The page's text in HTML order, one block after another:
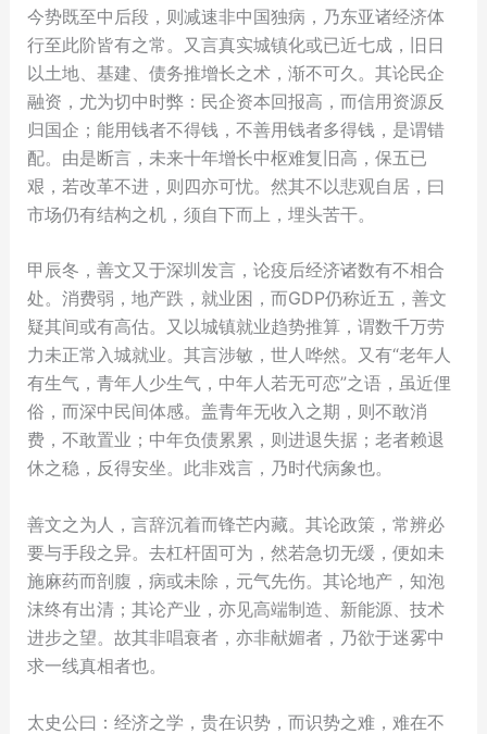
今势既至中后段，则减速非中国独病，乃东亚诸经济体
行至此阶皆有之常。又言真实城镇化或已近七成，旧日
以土地、基建、债务推增长之术，渐不可久。其论民企
融资，尤为切中时弊：民企资本回报高，而信用资源反
归国企；能用钱者不得钱，不善用钱者多得钱，是谓错
配。由是断言，未来十年增长中枢难复旧高，保五已
艰，若改革不进，则四亦可忧。然其不以悲观自居，曰
市场仍有结构之机，须自下而上，埋头苦干。
甲辰冬，善文又于深圳发言，论疫后经济诸数有不相合
处。消费弱，地产跌，就业困，而GDP仍称近五，善文
疑其间或有高估。又以城镇就业趋势推算，谓数千万劳
力未正常入城就业。其言涉敏，世人哗然。又有“老年人
有生气，青年人少生气，中年人若无可恋”之语，虽近俚
俗，而深中民间体感。盖青年无收入之期，则不敢消
费，不敢置业；中年负债累累，则进退失据；老者赖退
休之稳，反得安坐。此非戏言，乃时代病象也。
善文之为人，言辞沉着而锋芒内藏。其论政策，常辨必
要与手段之异。去杠杆固可为，然若急切无缓，便如未
施麻药而剖腹，病或未除，元气先伤。其论地产，知泡
沫终有出清；其论产业，亦见高端制造、新能源、技术
进步之望。故其非唱衰者，亦非献媚者，乃欲于迷雾中
求一线真相者也。
太史公曰：经济之学，贵在识势，而识势之难，难在不